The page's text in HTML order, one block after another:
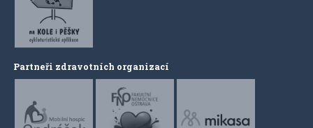
Partneři zdravotních organizací